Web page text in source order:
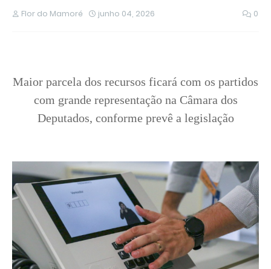
Flor do Mamoré junho 04, 2026 0
Maior parcela dos recursos ficará com os partidos
com grande representação na Câmara dos
Deputados, conforme prevê a legislação